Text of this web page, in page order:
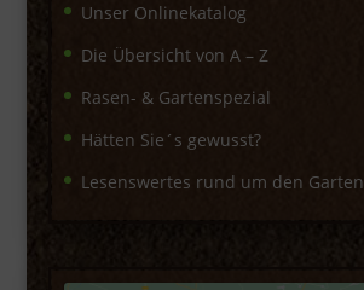
Unser Onlinekatalog
Die Übersicht von A – Z
Rasen- & Gartenspezial
Hätten Sie´s gewusst?
Lesenswertes rund um den Garten